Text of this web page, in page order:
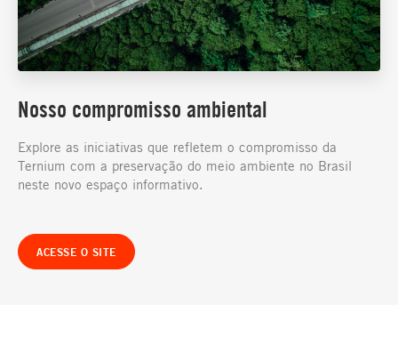
Nosso compromisso ambiental
Explore as iniciativas que refletem o compromisso da
Ternium com a preservação do meio ambiente no Brasil
neste novo espaço informativo.
ACESSE O SITE